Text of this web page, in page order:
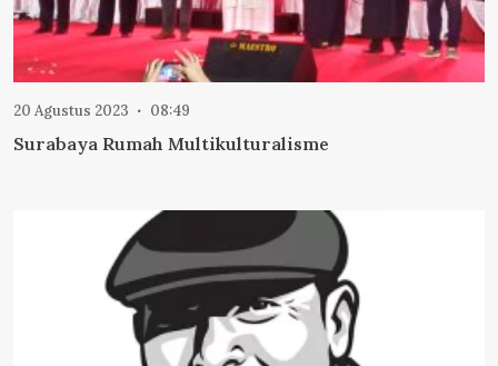
20 Agustus 2023 08:49
Surabaya Rumah Multikulturalisme